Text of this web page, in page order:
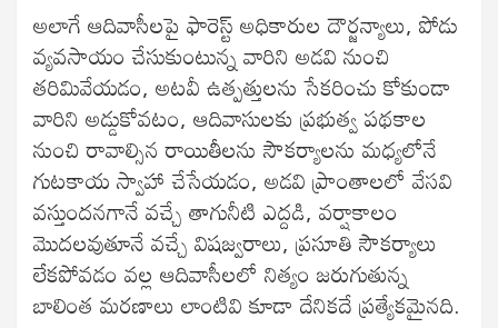
అలాగే ఆదివాసీలపై ఫారెస్ట్ అధికారుల దౌర్జన్యాలు, పోడు
వ్యవసాయం చేసుకుంటున్న వారిని అడవి నుంచి
తరిమివేయడం, అటవీ ఉత్పత్తులను సేకరించు కోకుండా
వారిని అడ్డుకోవటం, ఆదివాసులకు ప్రభుత్వ పథకాల
నుంచి రావాల్సిన రాయితీలను సౌకర్యాలను మధ్యలోనే
గుటకాయ స్వాహా చేసేయడం, అడవి ప్రాంతాలలో వేసవి
వస్తుందనగానే వచ్చే తాగునీటి ఎద్దడి, వర్షాకాలం
మొదలవుతూనే వచ్చే విషజ్వరాలు, ప్రసూతి సౌకర్యాలు
లేకపోవడం వల్ల ఆదివాసీలలో నిత్యం జరుగుతున్న
బాలింత మరణాలు లాంటివి కూడా దేనికదే ప్రత్యేకమైనది.